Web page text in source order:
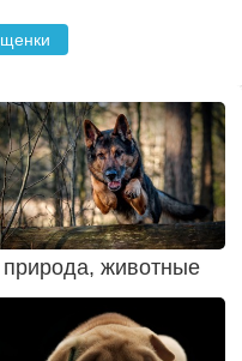
щенки
природа, животные